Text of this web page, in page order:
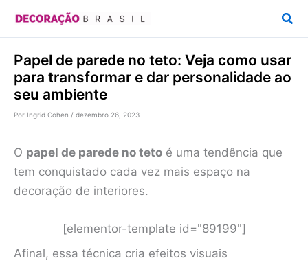
conteúdo
Papel de parede no teto: Veja como usar
para transformar e dar personalidade ao
seu ambiente
Por Ingrid Cohen / dezembro 26, 2023
O papel de parede no teto é uma tendência que
tem conquistado cada vez mais espaço na
decoração de interiores.
[elementor-template id="89199"]
Afinal, essa técnica cria efeitos visuais